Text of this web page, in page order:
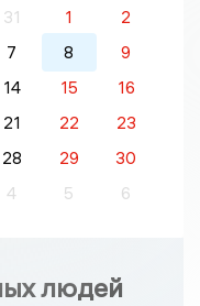
31 1
2
7 8
9
14 15
16
21 22
23
28 29
30
4 5 6
людей